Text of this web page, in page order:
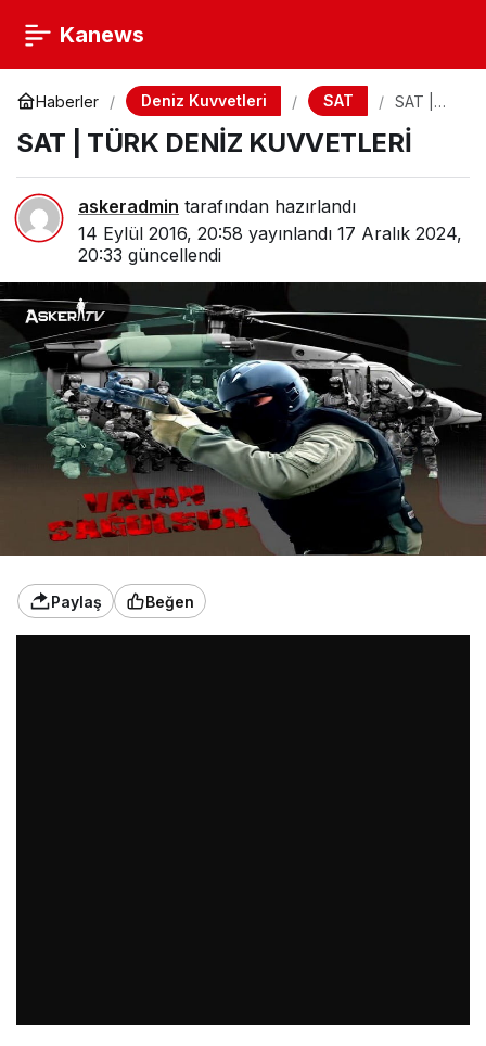
Kanews
Haberler Deniz Kuvvetleri SAT
SAT |
DENİZ
KUVVET
LERİ
SAT | TÜRK DENİZ KUVVETLERİ
askeradmin tarafından hazırlandı
14 Eylül 2016, 20:58 yayınlandı 17 Aralık 2024,
20:33 güncellendi
Paylaş Beğen